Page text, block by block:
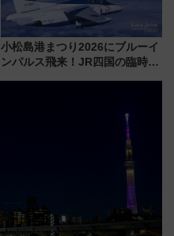
小松島港まつり2026にブルーイ
ンパルス飛来！JR四国の臨時ダ